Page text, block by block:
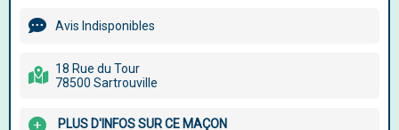
Avis Indisponibles
18 Rue du Tour
78500 Sartrouville
PLUS D'INFOS SUR CE MAÇON